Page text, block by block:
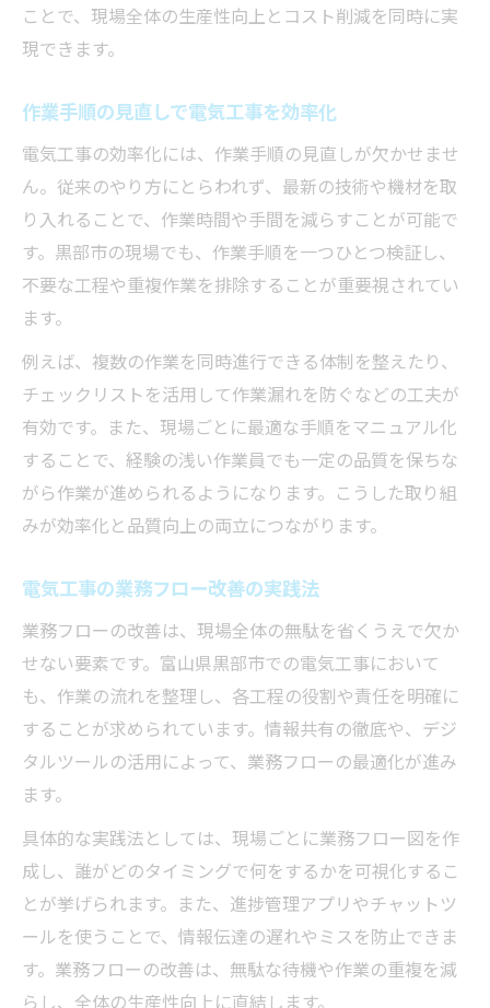
電気工事で人件費を抑える業務方法
コスト削減を実現する電気工事の選択肢
コストパフォーマンス重視の電気工事術
ことで、現場全体の生産性向上とコスト削減を同時に実
現できます。
作業手順の見直しで電気工事を効率化
電気工事の効率化には、作業手順の見直しが欠かせませ
ん。従来のやり方にとらわれず、最新の技術や機材を取
り入れることで、作業時間や手間を減らすことが可能で
す。黒部市の現場でも、作業手順を一つひとつ検証し、
不要な工程や重複作業を排除することが重要視されてい
ます。
例えば、複数の作業を同時進行できる体制を整えたり、
チェックリストを活用して作業漏れを防ぐなどの工夫が
有効です。また、現場ごとに最適な手順をマニュアル化
することで、経験の浅い作業員でも一定の品質を保ちな
がら作業が進められるようになります。こうした取り組
みが効率化と品質向上の両立につながります。
電気工事の業務フロー改善の実践法
業務フローの改善は、現場全体の無駄を省くうえで欠か
せない要素です。富山県黒部市での電気工事において
も、作業の流れを整理し、各工程の役割や責任を明確に
することが求められています。情報共有の徹底や、デジ
タルツールの活用によって、業務フローの最適化が進み
ます。
具体的な実践法としては、現場ごとに業務フロー図を作
成し、誰がどのタイミングで何をするかを可視化するこ
とが挙げられます。また、進捗管理アプリやチャットツ
ールを使うことで、情報伝達の遅れやミスを防止できま
す。業務フローの改善は、無駄な待機や作業の重複を減
らし、全体の生産性向上に直結します。